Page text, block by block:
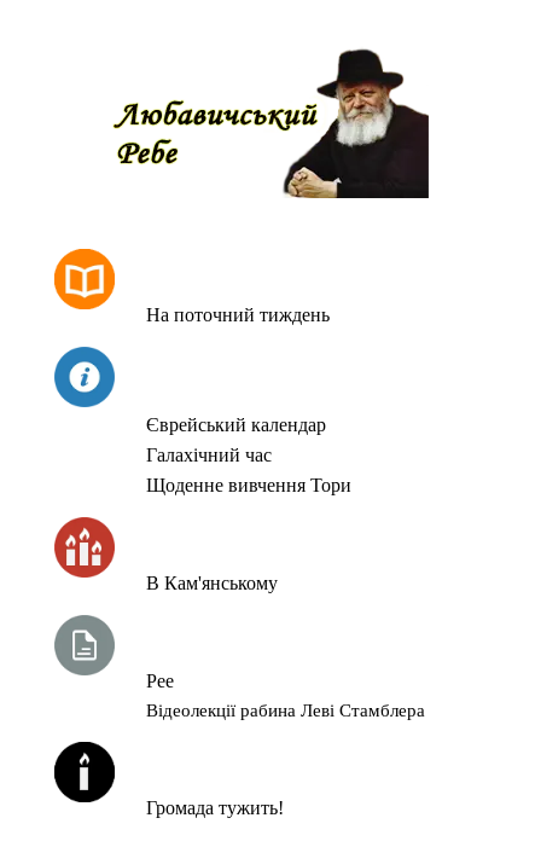
На поточний тиждень
Єврейський календар
Галахічний час
Щоденне вивчення Тори
В Кам'янському
Рее
Відеолекції рабина Леві Стамблера
Громада тужить!